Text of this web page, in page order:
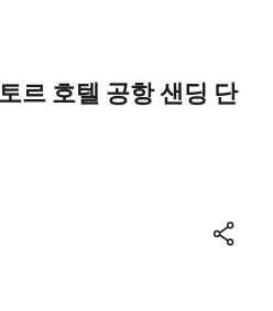
르 호텔 공항 샌딩 단